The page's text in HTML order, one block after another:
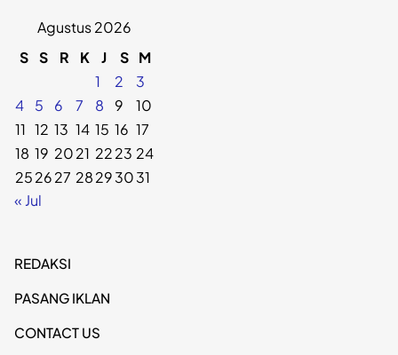
Agustus 2026
S S R K J S M
1
2
3
4
5 6 7 8 9
10
11 12 13 14 15 16 17
18 19 2021 2223 24
252627 28293031
« Jul
REDAKSI
PASANG IKLAN
CONTACT US